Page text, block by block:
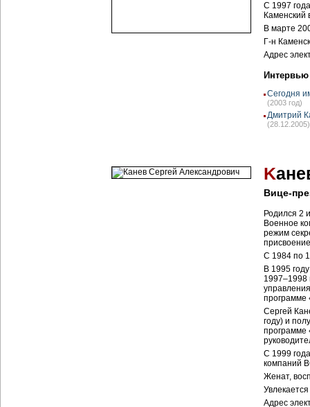
С 1997
Каменский
В марте
Г-н
Адрес
Интервью
Сегодня
(2003 год)
Дмитрий
(28.12.2005)
K
Вице-
Родился 2
Военное
режим
С 1984 по
В 1995
1997–1998
программе
Сергей
году) и
программе
С 1999
компаний
Женат,
Адрес